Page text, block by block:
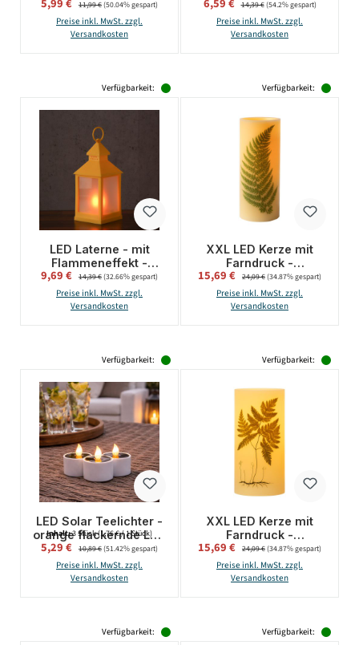
Bambus Fackel -
simulierter
Flammeneffekt - H:
5,99 € 11,99 €(50.04% gespart)
Preise inkl. MwSt. zzgl.
Versandkosten
Mosaiksteinchen - mit
Henkel - H: 13,5cm -
Lichtsensor - grün
6,59 € 14,39 €(54.2% gespart)
Preise inkl. MwSt. zzgl.
Versandkosten
Verfügbarkeit:
LED Laterne - mit
Flammeneffekt -
flackernde LED - H:
24cm - Batteriebetrieb
- gelb
Verkaufspreis:
9,69 € Regulärer Preis:
14,39 €(32.66% gespart)
Preise inkl. MwSt. zzgl.
Versandkosten
Verfügbarkeit:
XXL LED Kerze mit
Farndruck -
Echtwachs -
flackernde LED - H:
30cm - D: 12cm -
Verkaufspreis:
15,69 € Regulärer Preis:
24,09 €(34.87% gespart)
Preise inkl. MwSt. zzgl.
Versandkosten
Verfügbarkeit:
LED Solar Teelichter -
orange flackernde LED
- Lichtsensor - H:
6cm/D: 5,2cm - für
Außen - 3er Set
Inhalt:3 Stück(1,76 € / 1 Stück)
Verkaufspreis:
5,29 € Regulärer Preis:
10,89 €(51.42% gespart)
Preise inkl. MwSt. zzgl.
Versandkosten
Verfügbarkeit:
XXL LED Kerze mit
Farndruck -
Echtwachs -
flackernde LED - H:
25cm - D: 12cm -
Verkaufspreis:
15,69 € Regulärer Preis:
24,09 €(34.87% gespart)
Preise inkl. MwSt. zzgl.
Versandkosten
Verfügbarkeit: Verfügbarkeit: